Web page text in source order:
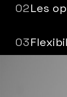
Les